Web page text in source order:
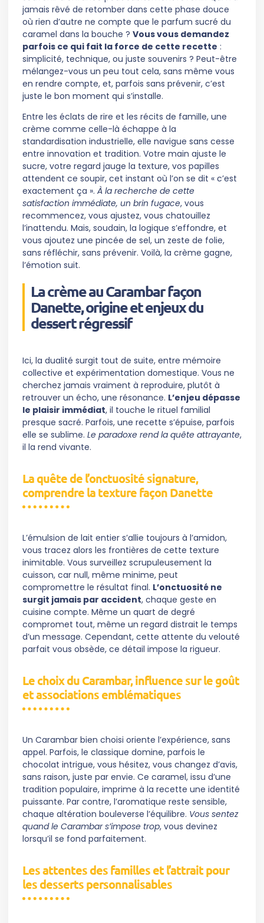
jamais rêvé de retomber dans cette phase douce
où rien d’autre ne compte que le parfum sucré du
caramel dans la bouche ? Vous vous demandez
parfois ce qui fait la force de cette recette :
simplicité, technique, ou juste souvenirs ? Peut-être
mélangez-vous un peu tout cela, sans même vous
en rendre compte, et, parfois sans prévenir, c’est
juste le bon moment qui s’installe.
Entre les éclats de rire et les récits de famille, une
crème comme celle-là échappe à la
standardisation industrielle, elle navigue sans cesse
entre innovation et tradition. Votre main ajuste le
sucre, votre regard jauge la texture, vos papilles
attendent ce soupir, cet instant où l’on se dit « c’est
exactement ça ». À la recherche de cette
satisfaction immédiate, un brin fugace, vous
recommencez, vous ajustez, vous chatouillez
l’inattendu. Mais, soudain, la logique s’effondre, et
vous ajoutez une pincée de sel, un zeste de folie,
sans réfléchir, sans prévenir. Voilà, la crème gagne,
l’émotion suit.
La crème au Carambar façon
Danette, origine et enjeux du
dessert régressif
Ici, la dualité surgit tout de suite, entre mémoire
collective et expérimentation domestique. Vous ne
cherchez jamais vraiment à reproduire, plutôt à
retrouver un écho, une résonance. L’enjeu dépasse
le plaisir immédiat, il touche le rituel familial
presque sacré. Parfois, une recette s’épuise, parfois
elle se sublime. Le paradoxe rend la quête attrayante,
il la rend vivante.
La quête de l’onctuosité signature,
comprendre la texture façon Danette
L’émulsion de lait entier s’allie toujours à l’amidon,
vous tracez alors les frontières de cette texture
inimitable. Vous surveillez scrupuleusement la
cuisson, car null, même minime, peut
compromettre le résultat final. L’onctuosité ne
surgit jamais par accident, chaque geste en
cuisine compte. Même un quart de degré
compromet tout, même un regard distrait le temps
d’un message. Cependant, cette attente du velouté
parfait vous obsède, ce détail impose la rigueur.
Le choix du Carambar, influence sur le goût
et associations emblématiques
Un Carambar bien choisi oriente l’expérience, sans
appel. Parfois, le classique domine, parfois le
chocolat intrigue, vous hésitez, vous changez d’avis,
sans raison, juste par envie. Ce caramel, issu d’une
tradition populaire, imprime à la recette une identité
puissante. Par contre, l’aromatique reste sensible,
chaque altération bouleverse l’équilibre. Vous sentez
quand le Carambar s’impose trop, vous devinez
lorsqu’il se fond parfaitement.
Les attentes des familles et l’attrait pour
les desserts personnalisables